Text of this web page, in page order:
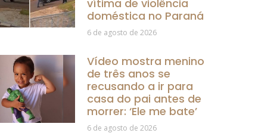
vítima de violência
doméstica no Paraná
6 de agosto de 2026
Vídeo mostra menino
de três anos se
recusando a ir para
casa do pai antes de
morrer: ‘Ele me bate’
6 de agosto de 2026